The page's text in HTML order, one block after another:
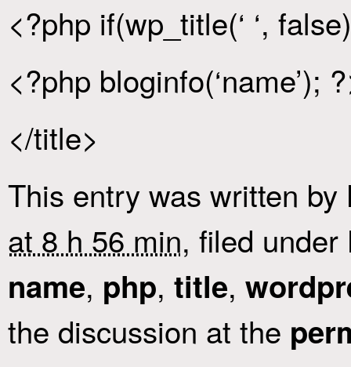
<?php if(wp_title(‘ ‘,
<?php bloginfo(‘name’);
</title>
This entry was written by
at 8 h 56 min, filed under
name, php, title,
the discussion at the